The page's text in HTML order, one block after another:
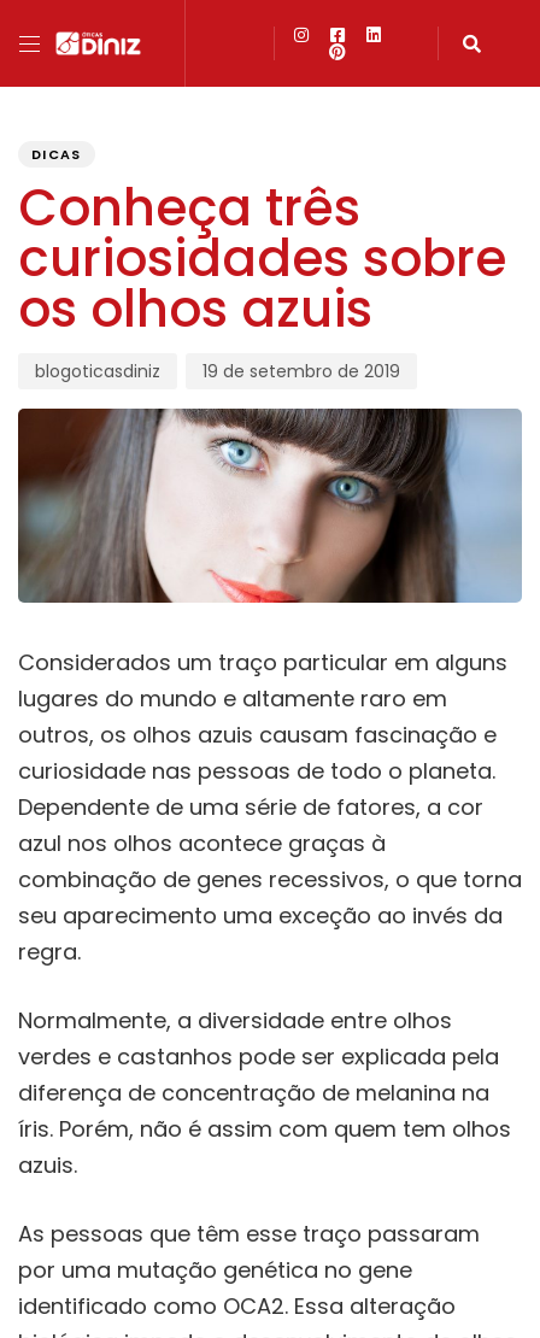
DICAS
Conheça três
curiosidades sobre
os olhos azuis
blogoticasdiniz 19 de setembro de 2019
Considerados um traço particular em alguns
lugares do mundo e altamente raro em
outros, os olhos azuis causam fascinação e
curiosidade nas pessoas de todo o planeta.
Dependente de uma série de fatores, a cor
azul nos olhos acontece graças à
combinação de genes recessivos, o que torna
seu aparecimento uma exceção ao invés da
regra.
Normalmente, a diversidade entre olhos
verdes e castanhos pode ser explicada pela
diferença de concentração de melanina na
íris. Porém, não é assim com quem tem olhos
azuis.
As pessoas que têm esse traço passaram
por uma mutação genética no gene
identificado como OCA2. Essa alteração